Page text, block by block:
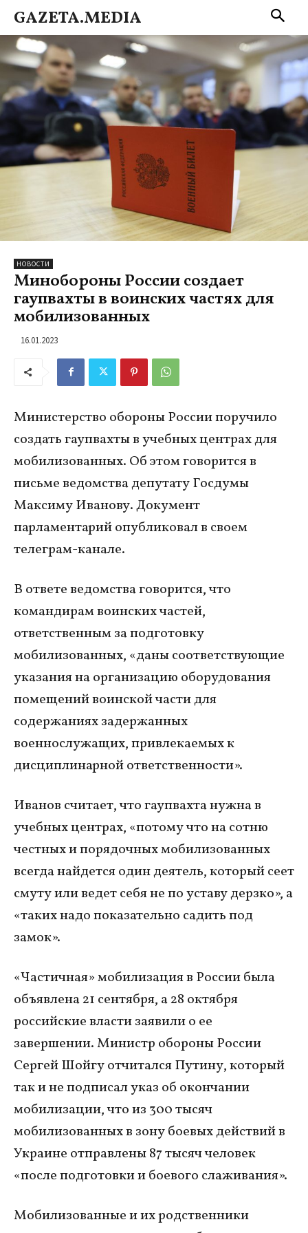
GAZETA.MEDIA
НОВОСТИ
Минобороны России создает
гаупвахты в воинских частях для
мобилизованных
16.01.2023
Министерство обороны России поручило
создать гаупвахты в учебных центрах для
мобилизованных. Об этом говорится в
письме ведомства депутату Госдумы
Максиму Иванову. Документ
парламентарий опубликовал в своем
телеграм-канале.
В ответе ведомства говорится, что
командирам воинских частей,
ответственным за подготовку
мобилизованных, «даны соответствующие
указания на организацию оборудования
помещений воинской части для
содержаниях задержанных
военнослужащих, привлекаемых к
дисциплинарной ответственности».
Иванов считает, что гаупвахта нужна в
учебных центрах, «потому что на сотню
честных и порядочных мобилизованных
всегда найдется один деятель, который сеет
смуту или ведет себя не по уставу дерзко», а
«таких надо показательно садить под
замок».
«Частичная» мобилизация в России была
объявлена 21 сентября, а 28 октября
российские власти заявили о ее
завершении. Министр обороны России
Сергей Шойгу отчитался Путину, который
так и не подписал указ об окончании
мобилизации, что из 300 тысяч
мобилизованных в зону боевых действий в
Украине отправлены 87 тысяч человек
«после подготовки и боевого слаживания».
Мобилизованные и их родственники